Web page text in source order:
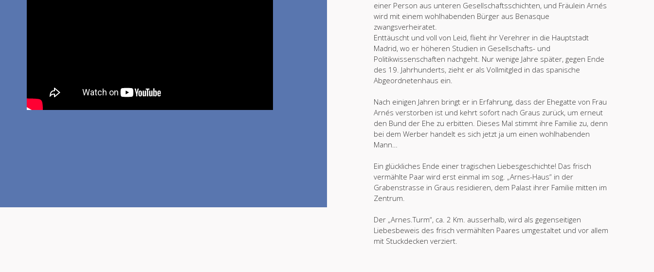
einer Person aus unteren Gesellschaftsschichten, und Fräulein Arnés
wird mit einem wohlhabenden Bürger aus Benasque
zwangsverheiratet.
Enttäuscht und voll von Leid, flieht ihr Verehrer in die Hauptstadt
Madrid, wo er höheren Studien in Gesellschafts- und
Politikwissenschaften nachgeht. Nur wenige Jahre später, gegen Ende
des 19. Jahrhunderts, zieht er als Vollmitgled in das spanische
Abgeordnetenhaus ein.
Nach einigen Jahren bringt er in Erfahrung, dass der Ehegatte von Frau
Arnés verstorben ist und kehrt sofort nach Graus zurück, um erneut
den Bund der Ehe zu erbitten. Dieses Mal stimmt ihre Familie zu, denn
bei dem Werber handelt es sich jetzt ja um einen wohlhabenden
Mann…
Ein glückliches Ende einer tragischen Liebesgeschichte! Das frisch
vermählte Paar wird erst einmal im sog. „Arnes-Haus“ in der
Grabenstrasse in Graus residieren, dem Palast ihrer Familie mitten im
Zentrum.
Der „Arnes.Turm“, ca. 2 Km. ausserhalb, wird als gegenseitigen
Liebesbeweis des frisch vermählten Paares umgestaltet und vor allem
mit Stuckdecken verziert.